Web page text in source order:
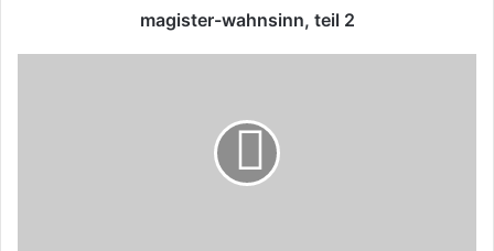
magister-wahnsinn, teil 2